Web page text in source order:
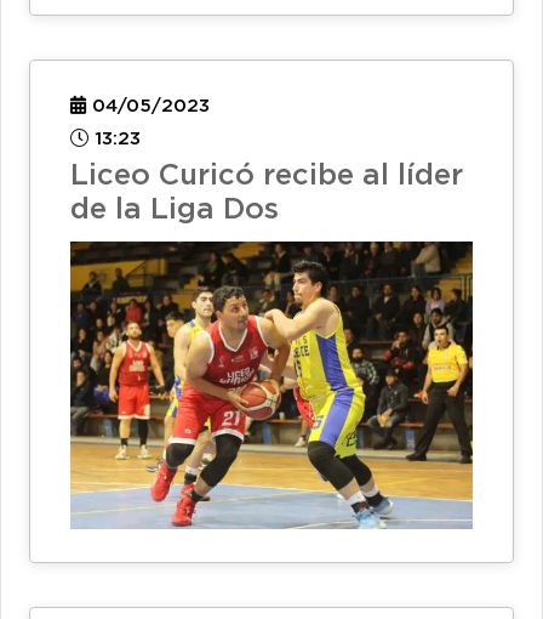
04/05/2023
13:23
Liceo Curicó recibe al líder
de la Liga Dos